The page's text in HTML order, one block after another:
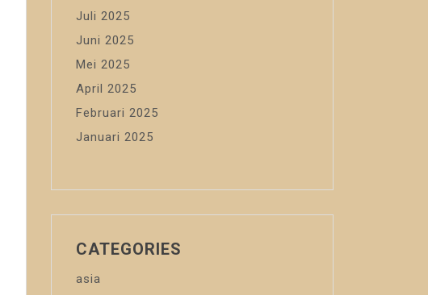
Juli 2025
Juni 2025
Mei 2025
April 2025
Februari 2025
Januari 2025
CATEGORIES
asia